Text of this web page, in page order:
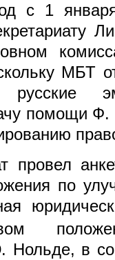
с 1
МБТ
помощи Ф.
провел
по
Нольде, в